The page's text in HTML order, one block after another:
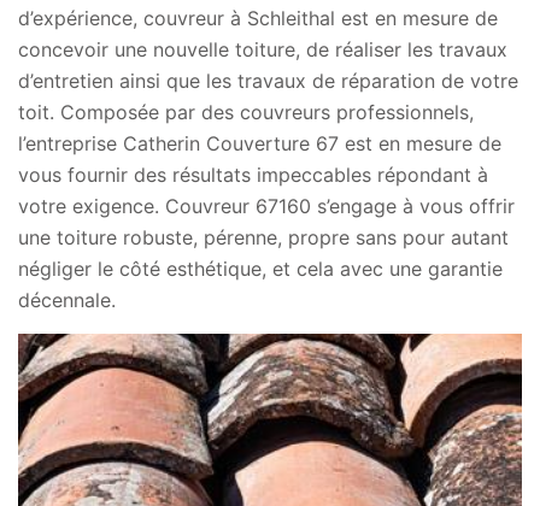
d’expérience, couvreur à Schleithal est en mesure de
concevoir une nouvelle toiture, de réaliser les travaux
d’entretien ainsi que les travaux de réparation de votre
toit. Composée par des couvreurs professionnels,
l’entreprise Catherin Couverture 67 est en mesure de
vous fournir des résultats impeccables répondant à
votre exigence. Couvreur 67160 s’engage à vous offrir
une toiture robuste, pérenne, propre sans pour autant
négliger le côté esthétique, et cela avec une garantie
décennale.